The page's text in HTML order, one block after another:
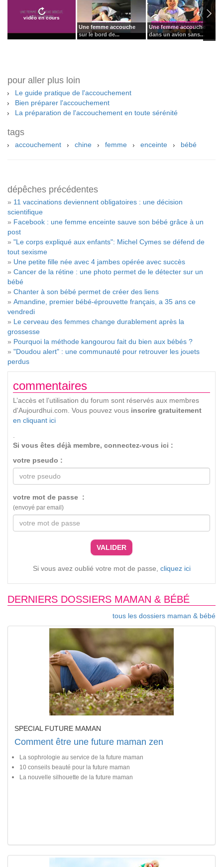
vidéo en cours
Une femme accouche
sur le bord de...
Une femme accouche
dans un avion sans...
pour aller plus loin
Le guide pratique de l'accouchement
Bien préparer l'accouchement
La préparation de l'accouchement en toute sérénité
tags
accouchement chine femme enceinte bébé
dépêches précédentes
» 11 vaccinations deviennent obligatoires : une décision
scientifique
» Facebook : une femme enceinte sauve son bébé grâce à un
post
» "Le corps expliqué aux enfants": Michel Cymes se défend de
tout sexisme
» Une petite fille née avec 4 jambes opérée avec succès
» Cancer de la rétine : une photo permet de le détecter sur un
bébé
» Chanter à son bébé permet de créer des liens
» Amandine, premier bébé-éprouvette français, a 35 ans ce
vendredi
» Le cerveau des femmes change durablement après la
grossesse
» Pourquoi la méthode kangourou fait du bien aux bébés ?
» "Doudou alert" : une communauté pour retrouver les jouets
perdus
commentaires
L’accès et l’utilisation du forum sont réservés aux membres
d'Aujourdhui.com. Vous pouvez vous inscrire gratuitement
en cliquant ici
.
Si vous êtes déjà membre, connectez-vous ici :
votre pseudo :
votre mot de passe :
(envoyé par email)
VALIDER
Si vous avez oublié votre mot de passe, cliquez ici
DERNIERS DOSSIERS MAMAN & BÉBÉ
tous les dossiers maman & bébé
SPECIAL FUTURE MAMAN
Comment être une future maman zen
La sophrologie au service de la future maman
10 conseils beauté pour la future maman
La nouvelle silhouette de la future maman